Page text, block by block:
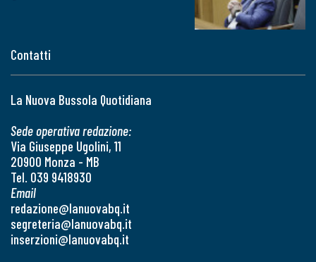
Contatti
La Nuova Bussola Quotidiana
Sede operativa redazione:
Via Giuseppe Ugolini, 11
20900 Monza - MB
Tel. 039 9418930
Email
redazione@lanuovabq.it
segreteria@lanuovabq.it
inserzioni@lanuovabq.it